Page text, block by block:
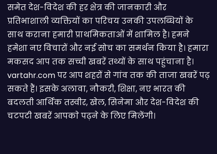
समेत देश-विदेश की हर क्षेत्र की जानकारी और
प्रतिभाशाली व्यक्तियों का परिचय उनकी उपलब्धियों के
साथ कराना हमारी प्राथमिकताओं में शामिल है। हमने
हमेशा नए विचारों और नई सोच का समर्थन किया है। हमारा
मकसद आप तक सच्ची खबरें तथ्यों के साथ पहुंचाना है।
vartahr.com पर आप शहरों से गांव तक की ताजा खबरें पढ़
सकते हैं। इसके अलावा, नौकरी, शिक्षा, नए भारत की
बदलती आर्थिक तस्वीर, खेल, सिनेमा और देश-विदेश की
चटपटी खबरें आपकाे पढ़ने के लिए मिलेंगी।